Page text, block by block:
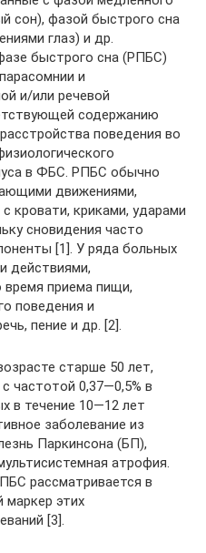
сон), фазой быстрого сна
глаз) и др.
быстрого сна (РПБС)
и
и/или речевой
содержанию
поведения во
в ФБС. РПБС обычно
движениями,
кровати, криками, ударами
сновидения часто
[1]. У ряда больных
действиями,
приема пищи,
поведения и
пение и др. [2].
старше 50 лет,
частотой 0,37—0,5% в
в течение 10—12 лет
заболевание из
Паркинсона (БП),
атрофия.
рассматривается в
маркер этих
[3].